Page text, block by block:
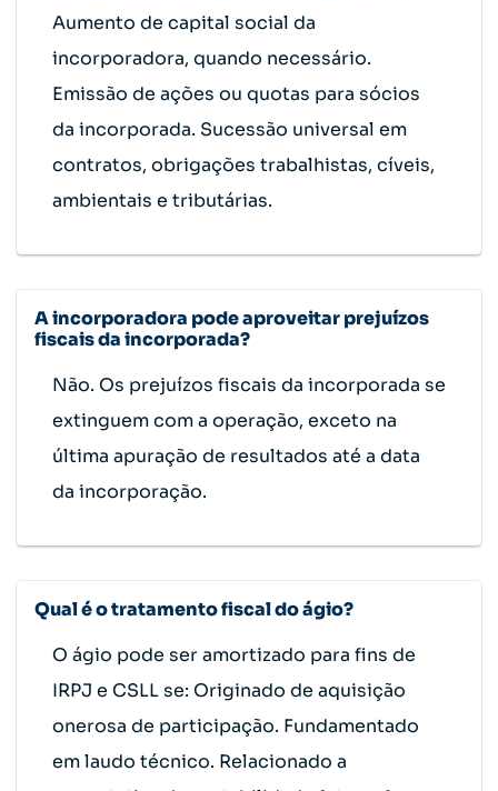
Aumento de capital social da
incorporadora, quando necessário.
Emissão de ações ou quotas para sócios
da incorporada. Sucessão universal em
contratos, obrigações trabalhistas, cíveis,
ambientais e tributárias.
A incorporadora pode aproveitar prejuízos
fiscais da incorporada?
Não. Os prejuízos fiscais da incorporada se
extinguem com a operação, exceto na
última apuração de resultados até a data
da incorporação.
Qual é o tratamento fiscal do ágio?
O ágio pode ser amortizado para fins de
IRPJ e CSLL se: Originado de aquisição
onerosa de participação. Fundamentado
em laudo técnico. Relacionado a